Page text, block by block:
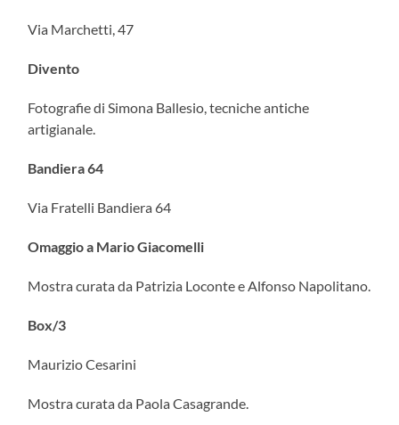
Via Marchetti, 47
Divento
Fotografie di Simona Ballesio, tecniche antiche
artigianale.
Bandiera 64
Via Fratelli Bandiera 64
Omaggio a Mario Giacomelli
Mostra curata da Patrizia Loconte e Alfonso Napolitano.
Box/3
Maurizio Cesarini
Mostra curata da Paola Casagrande.